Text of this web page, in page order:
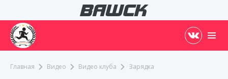
Главная Видео Видео клуба Зарядка